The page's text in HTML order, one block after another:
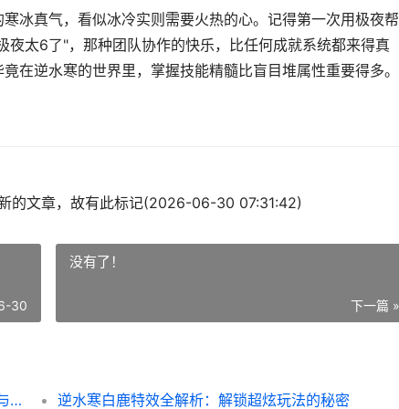
冰真气，看似冰冷实则需要火热的心。记得第一次用极夜
太6了"，那种团队协作的快乐，比任何成就系统都来得真
在逆水寒的世界里，掌握技能精髓比盲目堆属性重要得多。
的文章，故有此标记(2026-06-30 07:31:42)
30
没有了！
下一篇 »
逆水寒技能极夜全解析：新手必看的实战技巧与隐藏用法 逆水寒白鹿特效全解析：解锁超炫玩法的秘密